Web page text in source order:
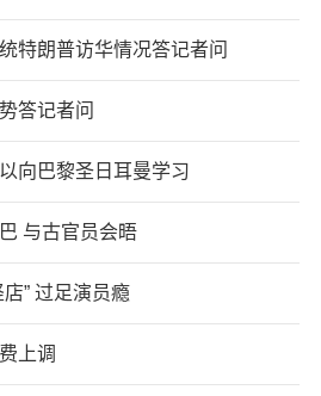
特朗普访华情况答记者问
答记者问
向巴黎圣日耳曼学习
与古官员会晤
” 过足演员瘾
上调